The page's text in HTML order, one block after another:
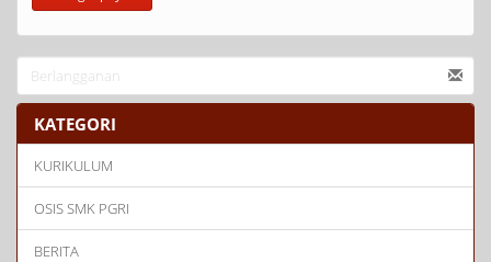
KATEGORI
KURIKULUM
OSIS SMK PGRI
BERITA